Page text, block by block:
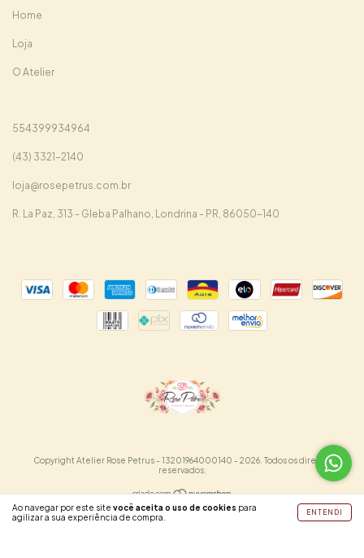
Ao navegar por este site você aceita o uso de cookies para
agilizar a sua experiência de compra.
ENTENDI
Home
Loja
O Atelier
554399934964
(43) 3321-2140
loja@rosepetrus.com.br
R. La Paz, 313 - Gleba Palhano, Londrina - PR, 86050-140
Copyright Atelier Rose Petrus - 13201964000140 - 2026. Todos os direitos
reservados.